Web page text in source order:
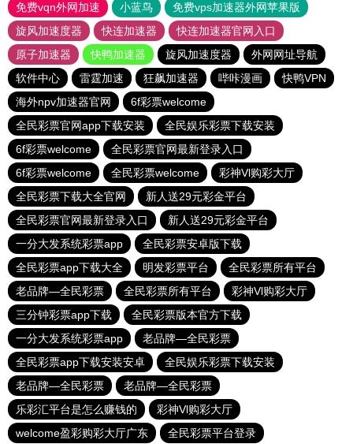
免费vqn外网加速
小蓝鸟
免费vps加速器外网苹果版
旋风加速度器
快连加速器
快连加速器官网入口
原子加速器
快鸭加速器 旋风加速度器
外网网址导航
软件中心
雷霆加速 狂飙加速器 哔咔漫画
快鸭VPN
海外npv加速器官网
6f彩票welcome
全民彩票官网app下载安装
全民娱乐彩票下载安装
6f彩票welcome
全民彩票官网最新登录入口
6f彩票welcome
全民彩票welcome
彩神Vl购彩大厅
全民彩票下载大全官网
新人送29元彩金平台
全民彩票官网最新登录入口
新人送29元彩金平台
一分大发系统彩票app
全民彩票安卓版下载
全民彩票app下载大全
明发彩票平台
全民彩票所有平台
老品牌—全民彩票
全民彩票所有平台
彩神Vl购彩大厅
三分钟彩票app下载
全民彩票版本官方下载
一分大发系统彩票app
老品牌—全民彩票
全民彩票app下载安装安卓
全民娱乐彩票下载安装
老品牌—全民彩票
老品牌—全民彩票
乐彩汇平台是怎么赚钱的
彩神Vl购彩大厅
welcome盈彩购彩大厅广东
全民彩票平台登录